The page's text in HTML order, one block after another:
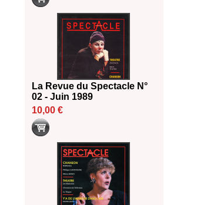
13/06/2026
Dispositif SACD Auteurs
d'espaces : les lauréats 2026
La Revue du Spectacle N°
02 - Juin 1989
10,00 €